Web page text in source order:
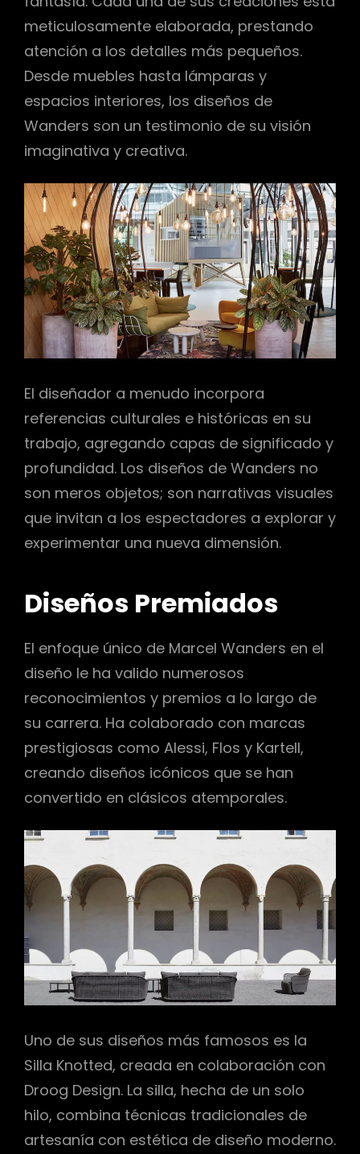
meticulosamente elaborada, prestando
atención a los detalles más pequeños.
Desde muebles hasta lámparas y
espacios interiores, los diseños de
Wanders son un testimonio de su visión
imaginativa y creativa.
El diseñador a menudo incorpora
referencias culturales e históricas en su
trabajo, agregando capas de significado y
profundidad. Los diseños de Wanders no
son meros objetos; son narrativas visuales
que invitan a los espectadores a explorar y
experimentar una nueva dimensión.
Diseños Premiados
El enfoque único de Marcel Wanders en el
diseño le ha valido numerosos
reconocimientos y premios a lo largo de
su carrera. Ha colaborado con marcas
prestigiosas como Alessi, Flos y Kartell,
creando diseños icónicos que se han
convertido en clásicos atemporales.
Uno de sus diseños más famosos es la
Silla Knotted, creada en colaboración con
Droog Design. La silla, hecha de un solo
hilo, combina técnicas tradicionales de
artesanía con estética de diseño moderno.